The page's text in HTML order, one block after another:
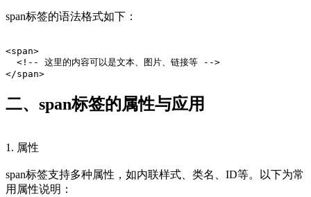
span标签的语法格式如下：
<span>
  <!-- 这里的内容可以是文本、图片、链接等 -->
</span>
二、span标签的属性与应用
1. 属性
span标签支持多种属性，如内联样式、类名、ID等。以下为常
用属性说明：